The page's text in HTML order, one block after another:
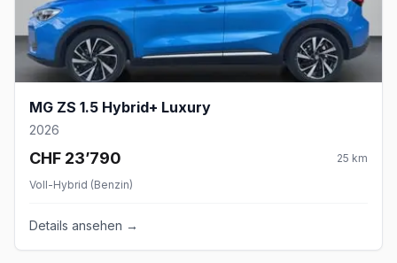
MG ZS 1.5 Hybrid+ Luxury
2026
CHF 23’790 25 km
Voll-Hybrid (Benzin)
Details ansehen →